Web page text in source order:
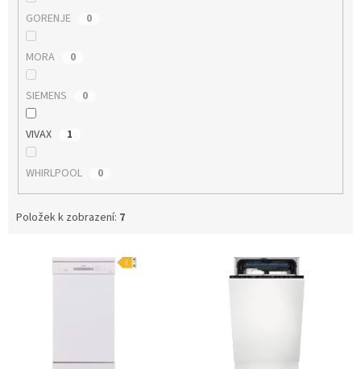
GORENJE 0
MORA 0
SIEMENS 0
VIVAX 1
WHIRLPOOL 0
Položek k zobrazení: 7